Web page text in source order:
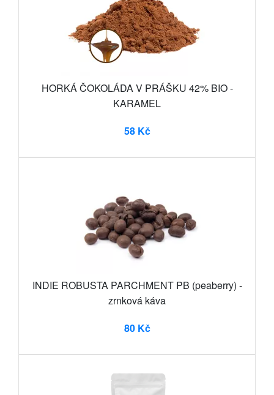
HORKÁ ČOKOLÁDA V PRÁŠKU 42% BIO -
KARAMEL
58 Kč
INDIE ROBUSTA PARCHMENT PB (peaberry) -
zrnková káva
80 Kč